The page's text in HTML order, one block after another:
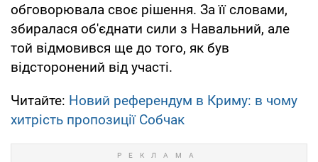
обговорювала своє рішення. За її словами,
збиралася об'єднати сили з Навальний, але
той відмовився ще до того, як був
відсторонений від участі.
Читайте: Новий референдум в Криму: в чому
хитрість пропозиції Собчак